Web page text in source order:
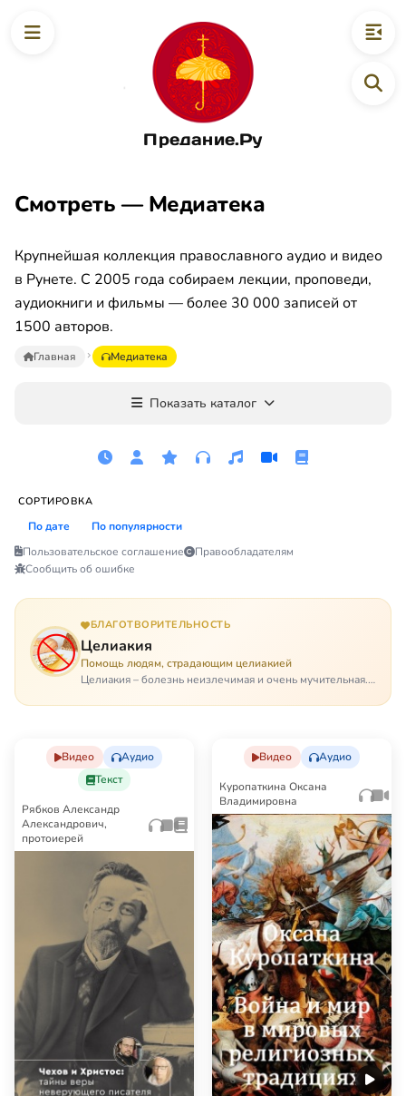
Предание.Ру
Смотреть — Медиатека
Крупнейшая коллекция православного аудио и видео
в Рунете. С 2005 года собираем лекции, проповеди,
аудиокниги и фильмы — более 30 000 записей от
1500 авторов.
Главная Медиатека
Показать каталог
СОРТИРОВКА
По дате
По популярности
Пользовательское соглашение
Правообладателям
Сообщить об ошибке
БЛАГОТВОРИТЕЛЬНОСТЬ
Целиакия
Помощь людям, страдающим целиакией
Целиакия – болезнь неизлечимая и очень мучительная.
целиакией страдает в одиночестве, не представляя
Видео
Аудио
Текст
Рябков Александр
Александрович,
протоиерей
Видео Аудио
Куропаткина Оксана
Владимировна